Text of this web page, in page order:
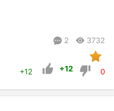
2 3732
+12 +12 0